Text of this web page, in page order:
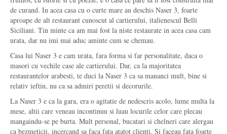
de curand. In acea casa cu o curte mare au deschis Naser 3, foarte
aproape de alt restaurant cunoscut al cartierului, italienescul Belli
Siciliani. Tin minte ca am mai fost la niste restaurate in acea casa cam
urata, dar nu imi mai aduc aminte cum se chemau.
Casa lui Naser 3 e cam urata, fara forma si far personalitate, daca o
masori cu vechile case ale cartierului. Dar, ca la majoritatea
restaurantelor arabesti, te duci la Naser 3 ca sa mananci mult, bine si
relativ ieftin, nu ca sa admiri peretii si decorurile.
La Naser 3 e ca la gara, era o agitatie de nedescris acolo, lume multa la
mese, altii care veneau incontinuu si luau locurile celor care plecau
mangaindu-se pe burta. Mult personal, bucatari si chelneri care alergau
ca bezmeticii, incercand sa faca fata atatot clienti. Si faceau fata foarte